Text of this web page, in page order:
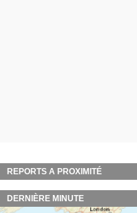
REPORTS A PROXIMITÉ
DERNIÈRE MINUTE